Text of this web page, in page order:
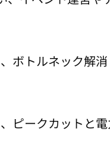
ボトルネック解
ピークカットと